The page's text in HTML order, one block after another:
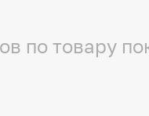
по товару